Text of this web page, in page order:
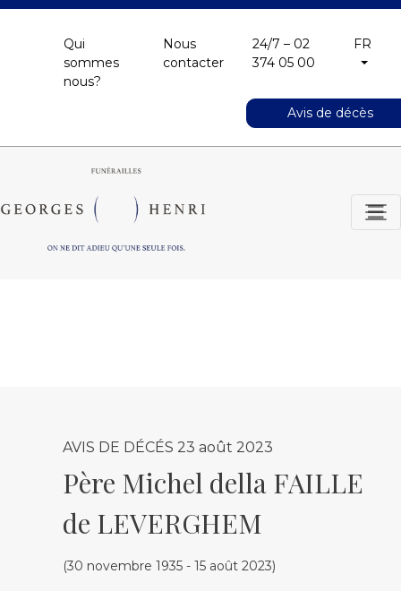
Qui
sommes
nous?
Nous
contacter
24/7 – 02
374 05 00
FR
Avis de décès
AVIS DE DÉCÉS 23 août 2023
Père Michel della FAILLE
de LEVERGHEM
(30 novembre 1935 - 15 août 2023)